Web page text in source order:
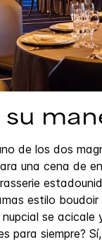
su
de los dos
una cena de
estilo boudoir
se acicale
para siempre?